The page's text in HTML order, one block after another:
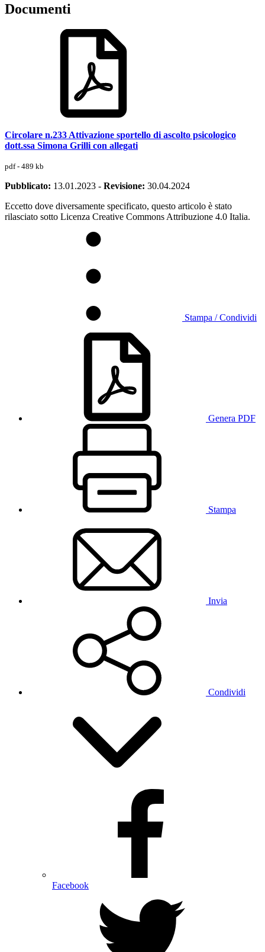
Documenti
Circolare n.233 Attivazione sportello di ascolto psicologico
dott.ssa Simona Grilli con allegati
pdf - 489 kb
Pubblicato: 13.01.2023 - Revisione: 30.04.2024
Eccetto dove diversamente specificato, questo articolo è stato
rilasciato sotto Licenza Creative Commons Attribuzione 4.0 Italia.
Stampa / Condividi
Genera PDF
Stampa
Invia
Condividi
Facebook